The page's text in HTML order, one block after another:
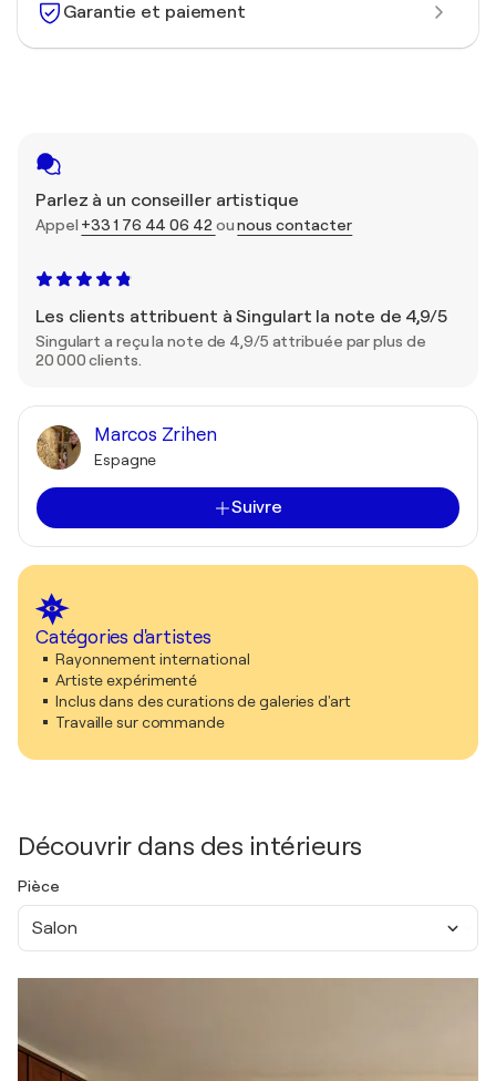
Garantie et paiement
Parlez à un conseiller artistique
Appel +33 1 76 44 06 42 ounous contacter
Les clients attribuent à Singulart la note de 4,9/5
Singulart a reçu la note de 4,9/5 attribuée par plus de
20 000 clients.
Marcos Zrihen
Espagne
Suivre
Catégories d'artistes
Rayonnement international
Artiste expérimenté
Inclus dans des curations de galeries d'art
Travaille sur commande
Découvrir dans des intérieurs
Pièce
Salon